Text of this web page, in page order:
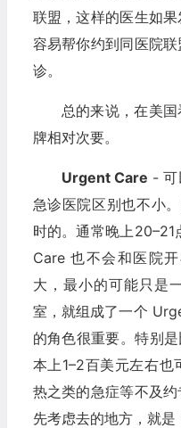
联盟，这样的医生如
容易帮你约到同医院
诊。
总的来说，在美
牌相对次要。
Urgent Care - 可
急诊医院区别也不小
时的。通常晚上
Care 也不会和医院
大，最小的可能只是
室，就组成了一个
的角色很重要。特别
本上1–2百美元左右
热之类的急症等不及
先考虑去的地方，就是